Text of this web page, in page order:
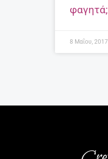
φαγητά;
8 Μαΐου, 2017